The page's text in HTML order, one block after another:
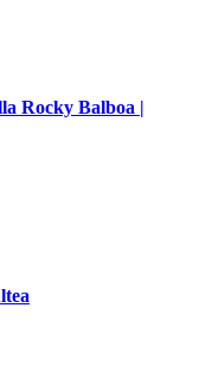
Rocky Balboa |